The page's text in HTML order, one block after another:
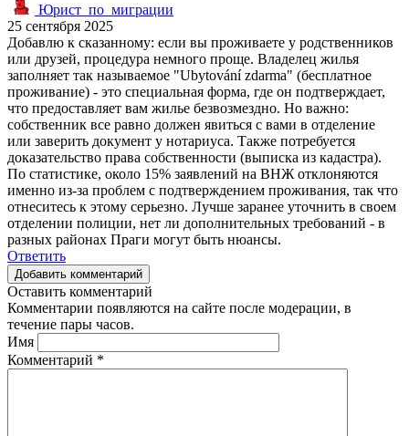
Юрист_по_миграции
25 сентября 2025
Добавлю к сказанному: если вы проживаете у родственников
или друзей, процедура немного проще. Владелец жилья
заполняет так называемое "Ubytování zdarma" (бесплатное
проживание) - это специальная форма, где он подтверждает,
что предоставляет вам жилье безвозмездно. Но важно:
собственник все равно должен явиться с вами в отделение
или заверить документ у нотариуса. Также потребуется
доказательство права собственности (выписка из кадастра).
По статистике, около 15% заявлений на ВНЖ отклоняются
именно из-за проблем с подтверждением проживания, так что
отнеситесь к этому серьезно. Лучше заранее уточнить в своем
отделении полиции, нет ли дополнительных требований - в
разных районах Праги могут быть нюансы.
Ответить
Добавить комментарий
Оставить комментарий
Комментарии появляются на сайте после модерации, в
течение пары часов.
Имя
Комментарий *